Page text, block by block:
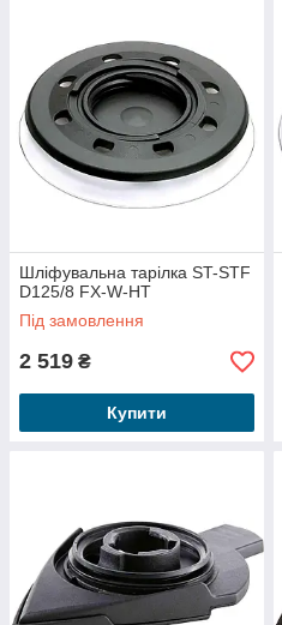
Шліфувальна тарілка ST-STF
D125/8 FX-W-HT
Під замовлення
2 519 ₴
Купити